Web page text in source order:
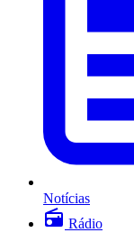
Notícias
Rádio